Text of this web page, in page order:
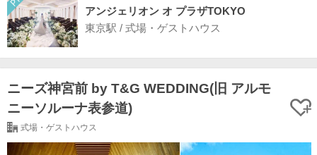
アンジェリオン オ プラザTOKYO
東京駅 / 式場・ゲストハウス
ニーズ神宮前 by T&G WEDDING(旧 アルモ
ニーソルーナ表参道)
式場・ゲストハウス